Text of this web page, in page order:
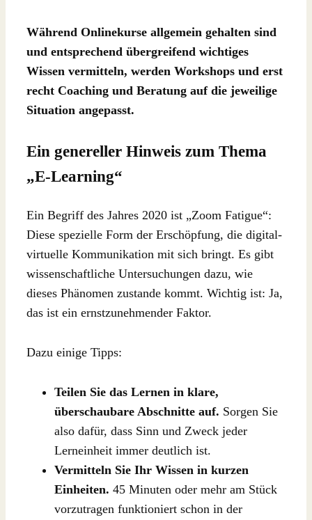
Während Onlinekurse allgemein gehalten sind
und entsprechend übergreifend wichtiges
Wissen vermitteln, werden Workshops und erst
recht Coaching und Beratung auf die jeweilige
Situation angepasst.
Ein genereller Hinweis zum Thema
„E-Learning“
Ein Begriff des Jahres 2020 ist „Zoom Fatigue“:
Diese spezielle Form der Erschöpfung, die digital-
virtuelle Kommunikation mit sich bringt. Es gibt
wissenschaftliche Untersuchungen dazu, wie
dieses Phänomen zustande kommt. Wichtig ist: Ja,
das ist ein ernstzunehmender Faktor.
Dazu einige Tipps:
Teilen Sie das Lernen in klare,
überschaubare Abschnitte auf. Sorgen Sie
also dafür, dass Sinn und Zweck jeder
Lerneinheit immer deutlich ist.
Vermitteln Sie Ihr Wissen in kurzen
Einheiten. 45 Minuten oder mehr am Stück
vorzutragen funktioniert schon in der